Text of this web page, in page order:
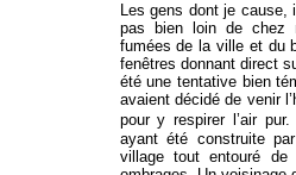
Les gens dont je cause,
pas bien loin de chez
fumées de la ville et du
fenêtres donnant direct
été une tentative bien
avaient décidé de venir
pour y respirer l’air
ayant été construite
village tout entouré